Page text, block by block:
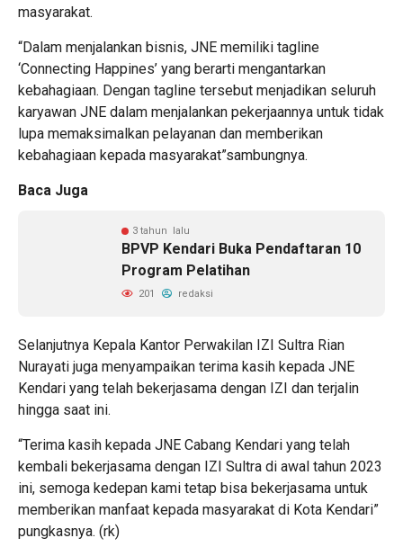
masyarakat.
“Dalam menjalankan bisnis, JNE memiliki tagline
‘Connecting Happines’ yang berarti mengantarkan
kebahagiaan. Dengan tagline tersebut menjadikan seluruh
karyawan JNE dalam menjalankan pekerjaannya untuk tidak
lupa memaksimalkan pelayanan dan memberikan
kebahagiaan kepada masyarakat”sambungnya.
Baca Juga
3 tahun lalu
BPVP Kendari Buka Pendaftaran 10
Program Pelatihan
201 redaksi
Selanjutnya Kepala Kantor Perwakilan IZI Sultra Rian
Nurayati juga menyampaikan terima kasih kepada JNE
Kendari yang telah bekerjasama dengan IZI dan terjalin
hingga saat ini.
“Terima kasih kepada JNE Cabang Kendari yang telah
kembali bekerjasama dengan IZI Sultra di awal tahun 2023
ini, semoga kedepan kami tetap bisa bekerjasama untuk
memberikan manfaat kepada masyarakat di Kota Kendari”
pungkasnya. (rk)